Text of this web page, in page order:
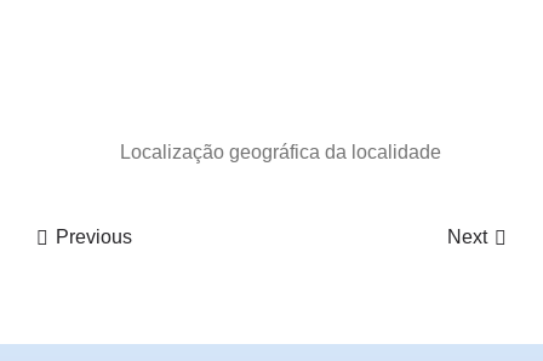
Localização geográfica da localidade
Previous Next